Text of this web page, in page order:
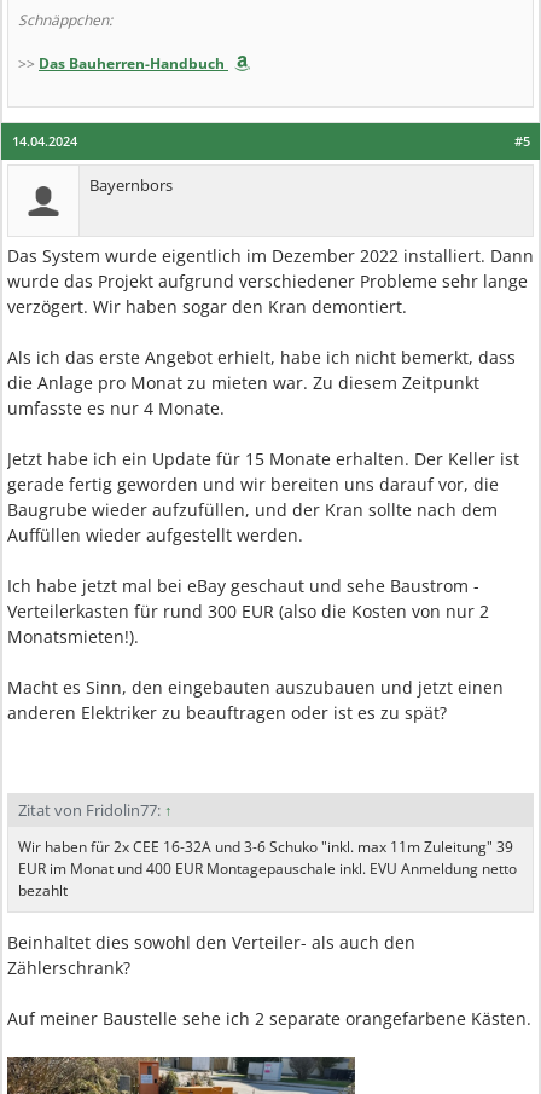
Schnäppchen:
>> Das Bauherren-Handbuch
#5
14.04.2024
Bayernbors
Das System wurde eigentlich im Dezember 2022 installiert. Dann
wurde das Projekt aufgrund verschiedener Probleme sehr lange
verzögert. Wir haben sogar den Kran demontiert.
Als ich das erste Angebot erhielt, habe ich nicht bemerkt, dass
die Anlage pro Monat zu mieten war. Zu diesem Zeitpunkt
umfasste es nur 4 Monate.
Jetzt habe ich ein Update für 15 Monate erhalten. Der Keller ist
gerade fertig geworden und wir bereiten uns darauf vor, die
Baugrube wieder aufzufüllen, und der Kran sollte nach dem
Auffüllen wieder aufgestellt werden.
Ich habe jetzt mal bei eBay geschaut und sehe Baustrom -
Verteilerkasten für rund 300 EUR (also die Kosten von nur 2
Monatsmieten!).
Macht es Sinn, den eingebauten auszubauen und jetzt einen
anderen Elektriker zu beauftragen oder ist es zu spät?
Zitat von Fridolin77: ↑
Wir haben für 2x CEE 16-32A und 3-6 Schuko "inkl. max 11m Zuleitung" 39
EUR im Monat und 400 EUR Montagepauschale inkl. EVU Anmeldung netto
bezahlt
Beinhaltet dies sowohl den Verteiler- als auch den
Zählerschrank?
Auf meiner Baustelle sehe ich 2 separate orangefarbene Kästen.